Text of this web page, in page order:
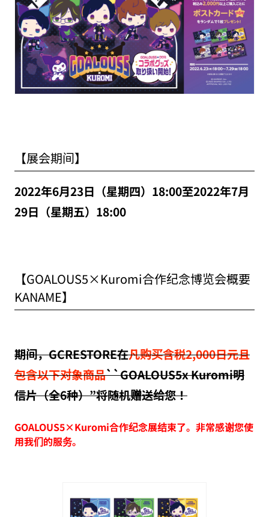
【展会期间】
2022年6月23日（星期四）18:00至2022年7月
29日（星期五）18:00
【GOALOUS5×Kuromi合作纪念博览会概要
KANAME】
期间，GCRESTORE在凡购买含税2,000日元且
包含以下对象商品``GOALOUS5x Kuromi明
信片（全6种）”将随机赠送给您！
GOALOUS5×Kuromi合作纪念展结束了。非常感谢您使
用我们的服务。